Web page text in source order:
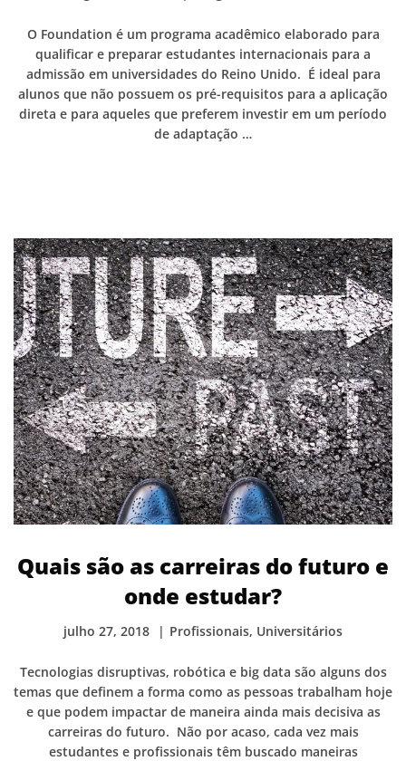
O Foundation é um programa acadêmico elaborado para
qualificar e preparar estudantes internacionais para a
admissão em universidades do Reino Unido. É ideal para
alunos que não possuem os pré-requisitos para a aplicação
direta e para aqueles que preferem investir em um período
de adaptação …
Quais são as carreiras do futuro e
onde estudar?
julho 27, 2018 Profissionais, Universitários
Tecnologias disruptivas, robótica e big data são alguns dos
temas que definem a forma como as pessoas trabalham hoje
e que podem impactar de maneira ainda mais decisiva as
carreiras do futuro. Não por acaso, cada vez mais
estudantes e profissionais têm buscado maneiras